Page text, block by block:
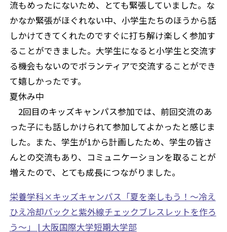
流もめったにないため、とても緊張していました。な
かなか緊張がほぐれない中、小学生たちのほうから話
しかけてきてくれたのですぐに打ち解け楽しく参加す
ることができました。大学生になると小学生と交流す
る機会もないのでボランティアで交流することができ
て嬉しかったです。
夏休み中
2回目のキッズキャンパス参加では、前回交流のあ
った子にも話しかけられて参加してよかったと感じま
した。また、学生が1から計画したため、学生の皆さ
んとの交流もあり、コミュニケーションを取ることが
増えたので、とても成長につながりました。
栄養学科×キッズキャンパス「夏を楽しもう！～冷え
ひえ冷却パックと紫外線チェックブレスレットを作ろ
う～」 | 大阪国際大学短期大学部